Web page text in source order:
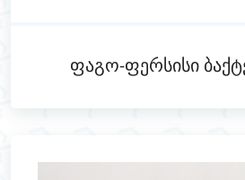
Ფაგო-Ფერსისი